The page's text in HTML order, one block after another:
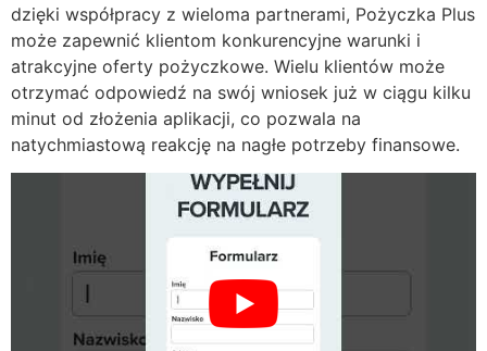
dzięki współpracy z wieloma partnerami, Pożyczka Plus
może zapewnić klientom konkurencyjne warunki i
atrakcyjne oferty pożyczkowe. Wielu klientów może
otrzymać odpowiedź na swój wniosek już w ciągu kilku
minut od złożenia aplikacji, co pozwala na
natychmiastową reakcję na nagłe potrzeby finansowe.